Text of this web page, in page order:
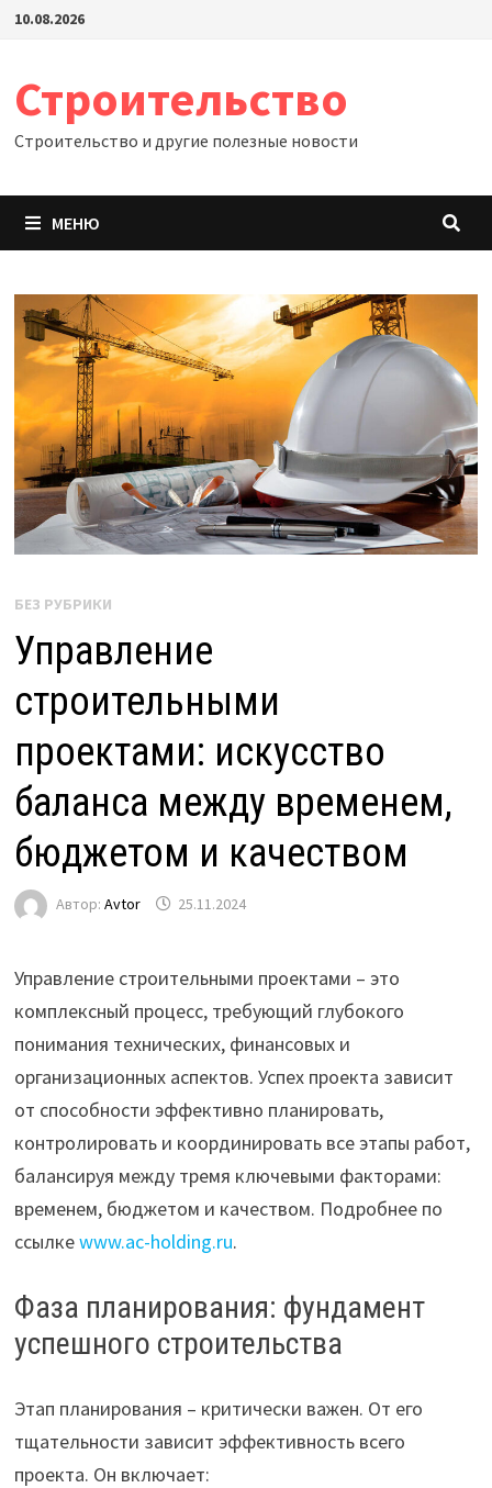
Перейти
10.08.2026
Строительство
Строительство и другие полезные новости
МЕНЮ
БЕЗ РУБРИКИ
Управление
строительными
проектами: искусство
баланса между временем,
бюджетом и качеством
Автор: Avtor 25.11.2024
Управление строительными проектами – это
комплексный процесс, требующий глубокого
понимания технических, финансовых и
организационных аспектов. Успех проекта зависит
от способности эффективно планировать,
контролировать и координировать все этапы работ,
балансируя между тремя ключевыми факторами:
временем, бюджетом и качеством. Подробнее по
ссылкеwww.ac-holding.ru.
Фаза планирования: фундамент
успешного строительства
Этап планирования – критически важен. От его
тщательности зависит эффективность всего
проекта. Он включает: